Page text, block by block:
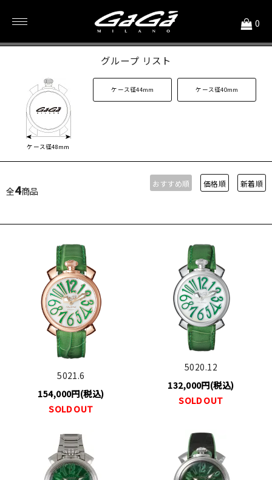
0
グリーン系
グループ リスト
ケース径48mm
ケース径44mm ケース径40mm
全4商品
おすすめ順 価格順 新着順
5021.6
154,000円(税込)
SOLD OUT
5020.12
132,000円(税込)
SOLD OUT